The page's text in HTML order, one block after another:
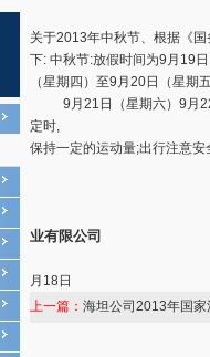
关于2013年中秋节、根据《
下: 中秋节:放假时间为9月19日
（星期四）至9月20日（星期五
9月21日（星期六）9月22
定时,
保持一定的运动量;出行注意
永
业有限公司
月18日
上一篇： 海坦公司2013年国家